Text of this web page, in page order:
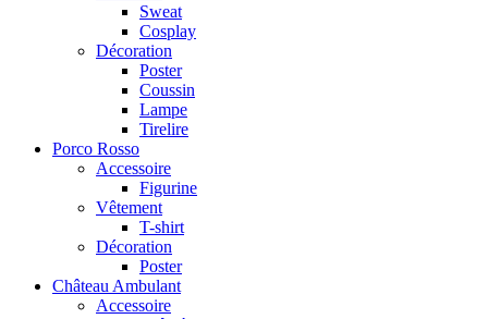
Sweat
Cosplay
Décoration
Poster
Coussin
Lampe
Tirelire
Porco Rosso
Accessoire
Figurine
Vêtement
T-shirt
Décoration
Poster
Château Ambulant
Accessoire